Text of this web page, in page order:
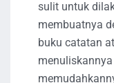
sulit untuk
membuatnya
buku catatan